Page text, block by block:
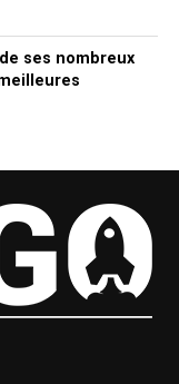
ses nombreux